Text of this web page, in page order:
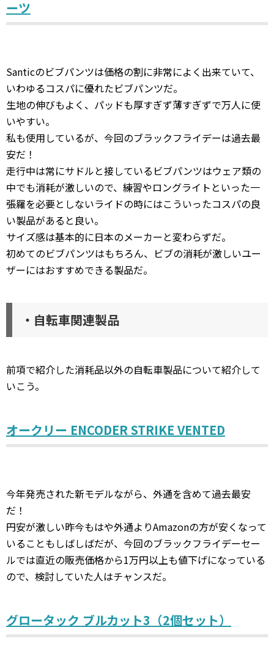
ーツ
Santicのビブパンツは価格の割に非常によく出来ていて、
いわゆるコスパに優れたビブパンツだ。
生地の伸びもよく、パッドも厚すぎず薄すぎずで万人に使
いやすい。
私も使用しているが、今回のブラックフライデーは過去最
安だ！
走行中は常にサドルと接しているビブパンツはウェア類の
中でも消耗が激しいので、練習やロングライトといった一
張羅を必要としないライドの時にはこういったコスパの良
い製品があると良い。
サイズ感は基本的に日本のメーカーと変わらずだ。
初めてのビブパンツはもちろん、ビブの消耗が激しいユー
ザーにはおすすめできる製品だ。
・自転車関連製品
前項で紹介した消耗品以外の自転車製品について紹介して
いこう。
オークリー ENCODER STRIKE VENTED
今年発売された新モデルながら、外通を含めて過去最安
だ！
円安が激しい昨今もはや外通よりAmazonの方が安くなって
いることもしばしばだが、今回のブラックフライデーセー
ルでは直近の販売価格から1万円以上も値下げになっている
ので、検討していた人はチャンスだ。
グロータック ブルカット3（2個セット）